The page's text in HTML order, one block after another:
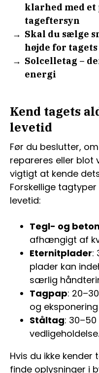
klarhed med
tageftersyn
Skal du sælge
højde for
Solcelletag –
energi
Kend tagets
levetid
Før du beslutter,
repareres eller blot
vigtigt at kende
Forskellige
levetid:
Tegl- og
afhængigt af
Eternitplader:
plader kan
særlig
Tagpap:
og
Ståltag:
vedligeholdelse.
Hvis du ikke
finde oplysninger i